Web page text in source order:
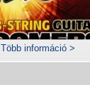
Több információ >